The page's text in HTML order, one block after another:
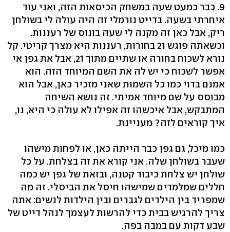
9. כבר כמעט שעה במשחק הכיסאות הזה, ואני עוד
איחרתי בשעה. בדייט נורמלי זה היה עולה לי בשולחן
ריק, אבל כאן זה מקנה לי שעה בונוס של רעננות.
וכשאתה פוגש 21 בחורות, רעננות היא מצרך קריטי. קל
נורא לשכוח בחורה או שתיים מתוך 21, אבל את גפן אי
אפשר לשכוח כי יש לה את השם המיוחד הזה. הוא
אמנם בדוי כמו כל השמות שאני מזכיר כאן, אבל הוא
מבוסס על שם מיוחד אמיתי. זה נושא השיחה
המתבקש, אבל איכשהו זה אפילו לא עולה כי היא, נו,
איך קוראים לזה? מעניינת.
כמו מיכל, גם גפן כבר הייתה כאן, או לפחות מישהו
שעבר בשולחן שלה. אני קורא את זה בצלחת. על כל
שולחן יש צלחת כיבוד קטנה, ובזאת של גפן יש כמה
חללים שמלמדים שמישהו חיסל את הביסלי. זה מה
שמפריד בין הילדים לגברים ובין הילדות לנשים: אתה
צריך להרגיש בבית כדי להרשות לעצמך לנהל דייט של
שבע דקות עם במבה בפה.